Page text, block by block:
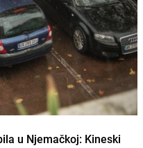
u Njemačkoj: Kineski